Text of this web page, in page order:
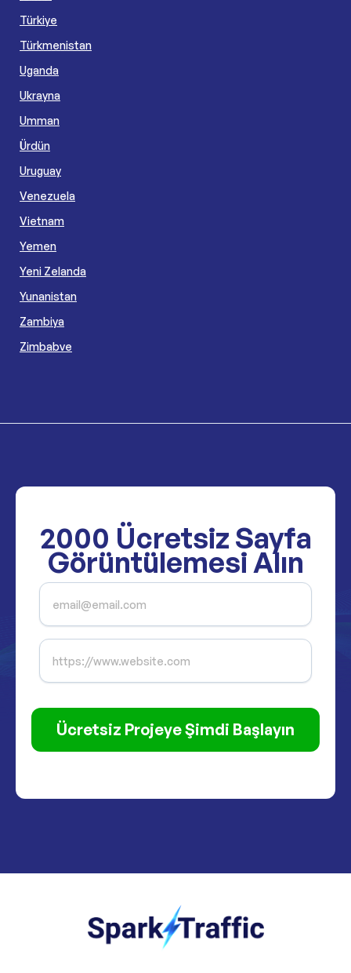
Türkiye
Türkmenistan
Uganda
Ukrayna
Umman
Ürdün
Uruguay
Venezuela
Vietnam
Yemen
Yeni Zelanda
Yunanistan
Zambiya
Zimbabve
2000 Ücretsiz Sayfa
Görüntülemesi Alın
Ücretsiz Projeye Şimdi Başlayın